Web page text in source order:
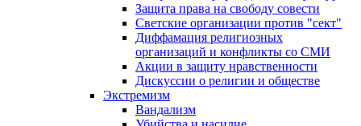
Защита права на свободу совести
Светские организации против "сект"
Диффамация религиозных
организаций и конфликты со СМИ
Акции в защиту нравственности
Дискуссии о религии и обществе
Экстремизм
Вандализм